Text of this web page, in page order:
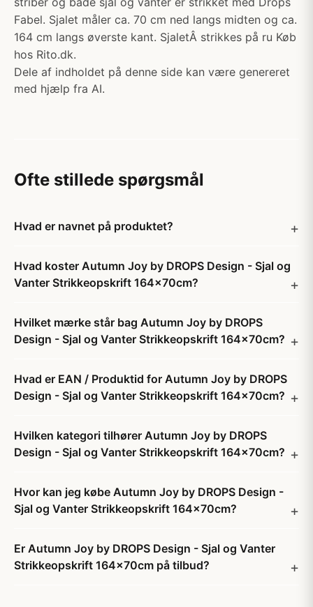
Fabel. Sjalet måler ca. 70 cm ned langs midten og ca.
164 cm langs øverste kant. SjaletÂ strikkes på ru Køb
hos Rito.dk.
Dele af indholdet på denne side kan være genereret
med hjælp fra AI.
Ofte stillede spørgsmål
Hvad er navnet på produktet?
Hvad koster Autumn Joy by DROPS Design - Sjal og
Vanter Strikkeopskrift 164x70cm?
Hvilket mærke står bag Autumn Joy by DROPS
Design - Sjal og Vanter Strikkeopskrift 164x70cm?
Hvad er EAN / Produktid for Autumn Joy by DROPS
Design - Sjal og Vanter Strikkeopskrift 164x70cm?
Hvilken kategori tilhører Autumn Joy by DROPS
Design - Sjal og Vanter Strikkeopskrift 164x70cm?
Hvor kan jeg købe Autumn Joy by DROPS Design -
Sjal og Vanter Strikkeopskrift 164x70cm?
Er Autumn Joy by DROPS Design - Sjal og Vanter
Strikkeopskrift 164x70cm på tilbud?